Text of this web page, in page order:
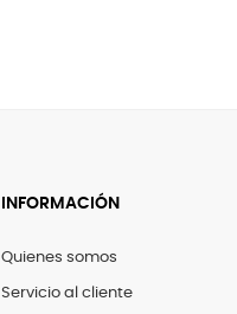
INFORMACIÓN
Quienes somos
Servicio al cliente